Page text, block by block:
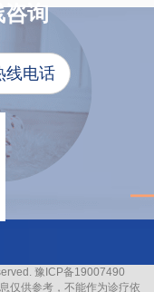
咨询
线电话
豫ICP备19007490
仅供参考，不能作为诊疗依